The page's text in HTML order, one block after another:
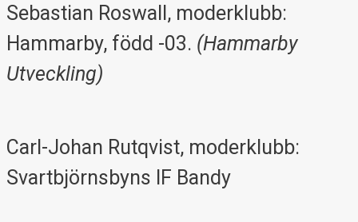
Sebastian Roswall, moderklubb:
Hammarby, född -03. (Hammarby
Utveckling)
Carl-Johan Rutqvist, moderklubb:
Svartbjörnsbyns IF Bandy